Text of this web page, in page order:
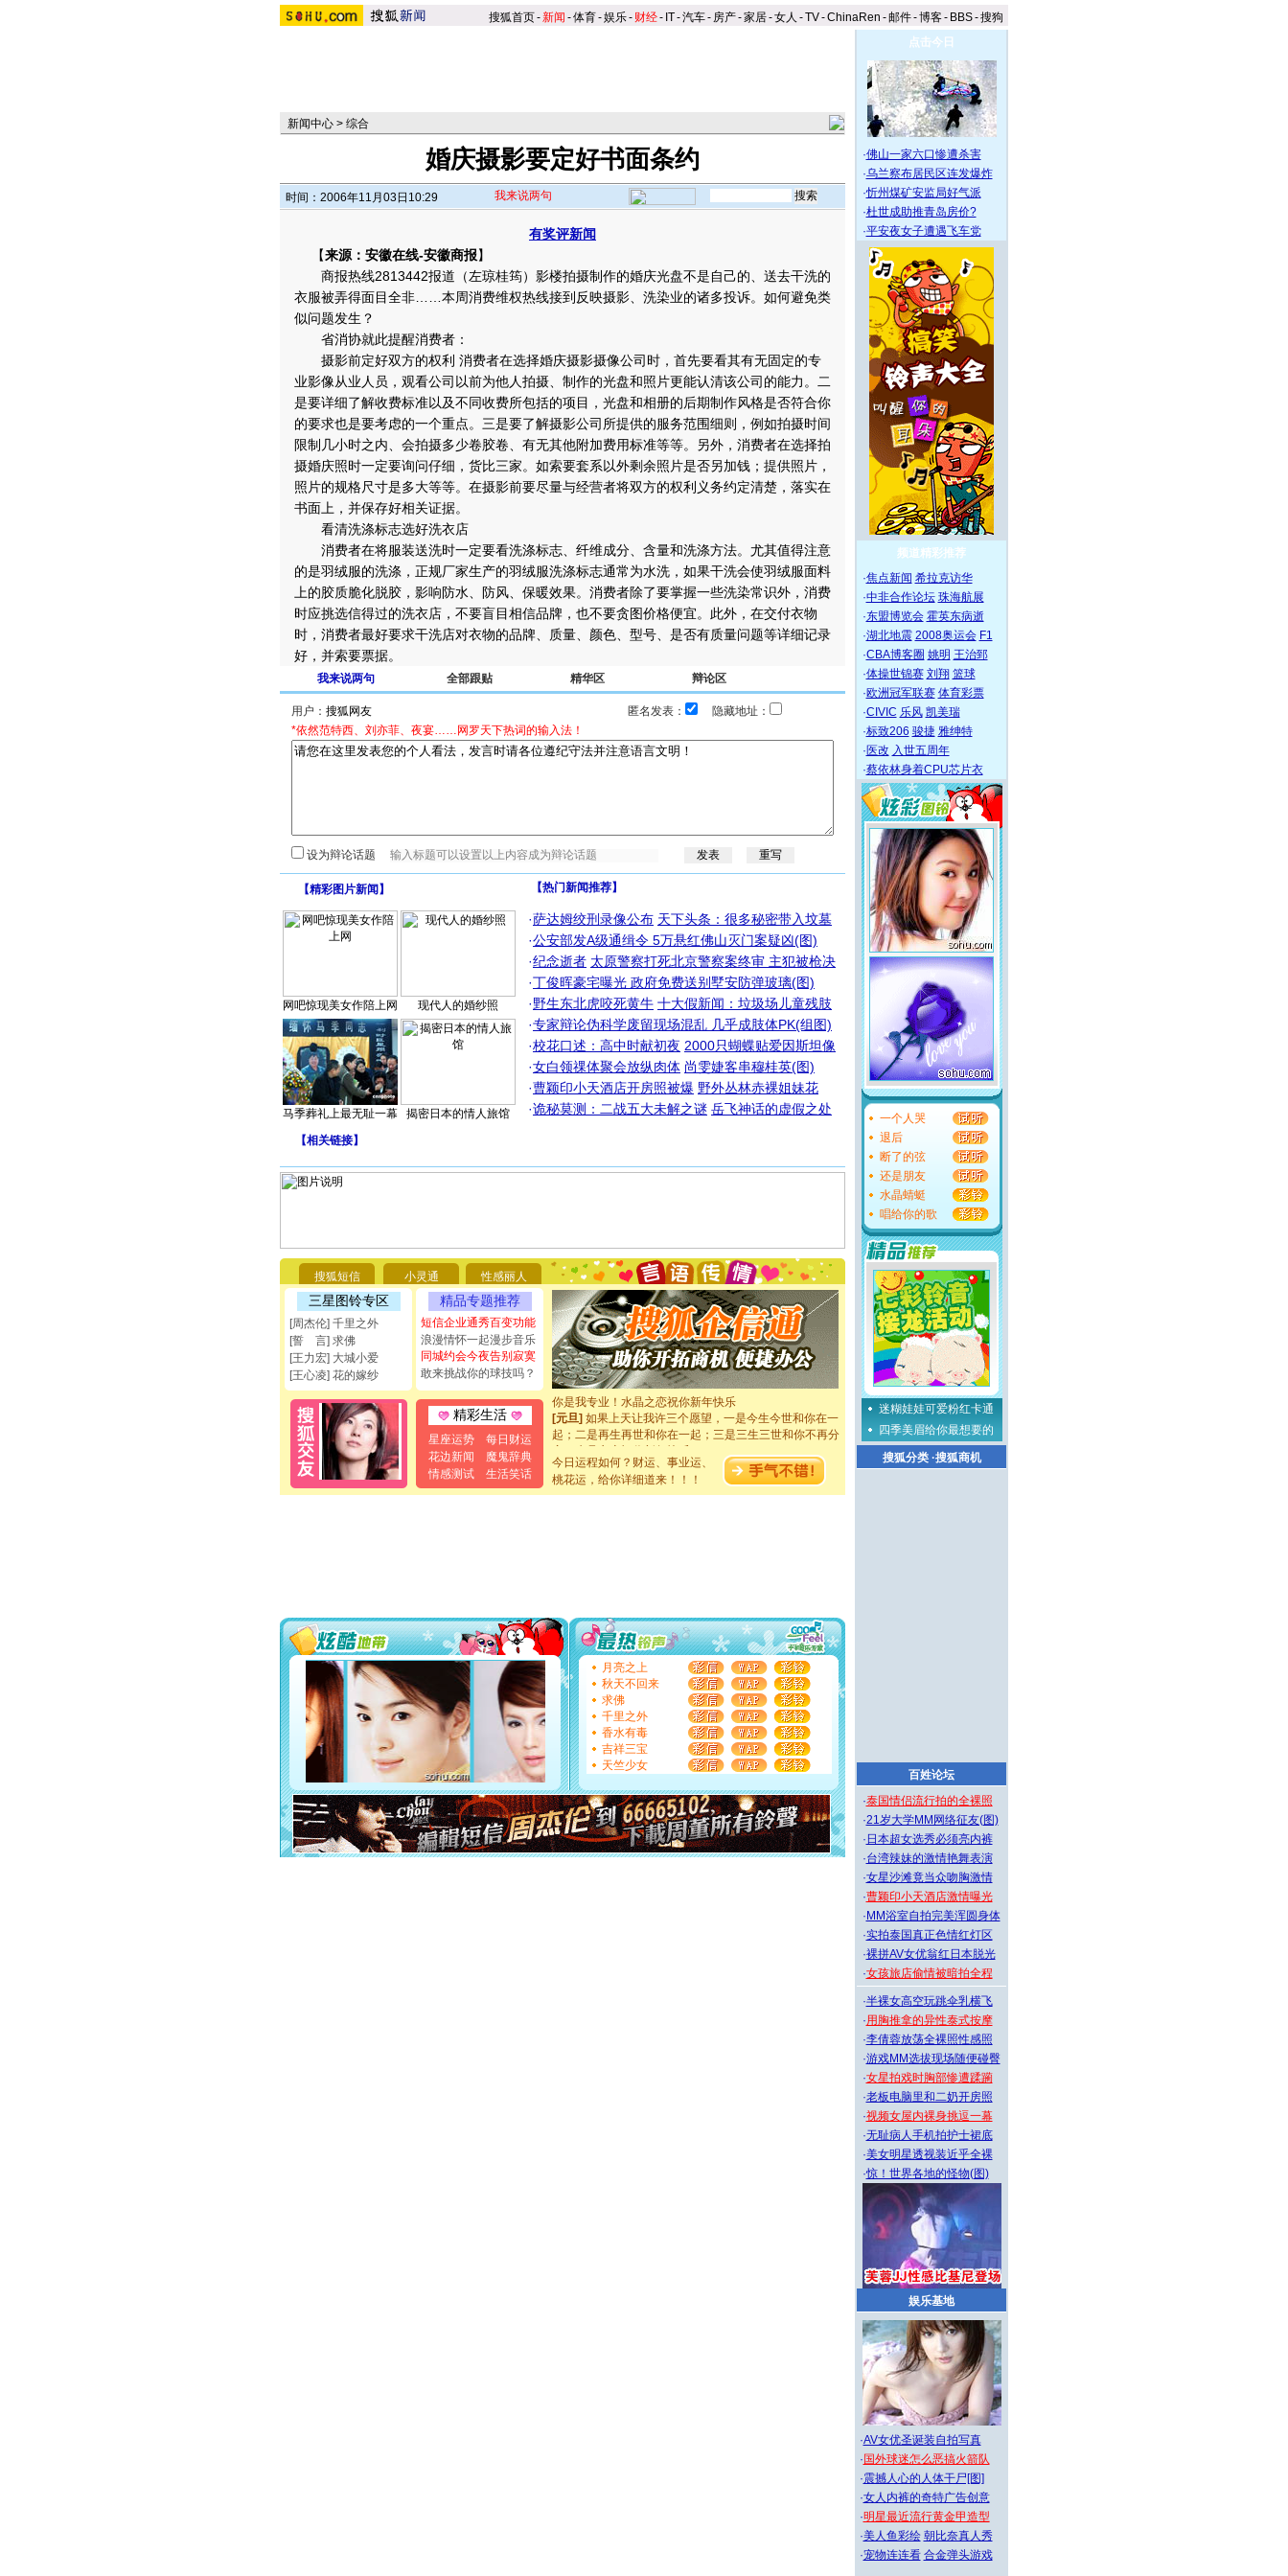
搜狐首页-新闻 -体育-娱乐- 财经- IT-汽车- 房产-家居-女人 -TV-ChinaRen -邮件-博客- BBS-搜狗
新闻中心 > 综合
婚庆摄影要定好书面条约
时间：2006年11月03日10:29 我来说两句
有奖评新闻
【来源：安徽在线-安徽商报】
商报热线2813442报道（左琼桂筠）影楼拍摄制作的婚庆光盘不是自己的、送去干洗的
衣服被弄得面目全非……本周消费维权热线接到反映摄影、洗染业的诸多投诉。如何避免类
似问题发生？
省消协就此提醒消费者：
摄影前定好双方的权利 消费者在选择婚庆摄影摄像公司时，首先要看其有无固定的专
业影像从业人员，观看公司以前为他人拍摄、制作的光盘和照片更能认清该公司的能力。
二
是要详细了解收费标准以及不同收费所包括的项目，光盘和相册的后期制作风格是否符合你
的要求也是要考虑的一个重点。三是要了解摄影公司所提供的服务范围细则，例如拍摄时间
限制几小时之内、会拍摄多少卷胶卷、有无其他附加费用标准等等。另外，消费者在选择拍
摄婚庆照时一定要询问仔细，货比三家。如索要套系以外剩余照片是否另加钱；提供照片，
照片的规格尺寸是多大等等。在摄影前要尽量与经营者将双方的权利义务约定清楚，落实在
书面上，并保存好相关证据。
看清洗涤标志选好洗衣店
消费者在将服装送洗时一定要看洗涤标志、纤维成分、含量和洗涤方法。尤其值得注意
的是羽绒服的洗涤，正规厂家生产的羽绒服洗涤标志通常为水洗，如果干洗会使羽绒服面料
上的胶质脆化脱胶，影响防水、防风、保暖效果。消费者除了要掌握一些洗染常识外，消费
时应挑选信得过的洗衣店，不要盲目相信品牌，也不要贪图价格便宜。此外，在交付衣物
时，消费者最好要求干洗店对衣物的品牌、质量、颜色、型号、是否有质量问题等详细记录
好，并索要票据。
我来说两句 全部跟贴 精华区 辩论区
用户： 匿名发表：
隐藏地址：
*依然范特西、刘亦菲、夜宴……网罗天下热词的输入法！
设为辩论话题
【精彩图片新闻 】
网吧惊现美女作陪上网 现代人的婚纱照
马季葬礼上最无耻一幕 揭密日本的情人旅馆
【热门新闻推荐】
·萨达姆绞刑录像公布 天下头条：很多秘密带入坟墓
·公安部发A级通缉令 5万悬红佛山灭门案疑凶(图)
·纪念逝者 太原警察打死北京警察案终审 主犯被枪决
·丁俊晖豪宅曝光 政府免费送别墅安防弹玻璃(图)
·野生东北虎咬死黄牛 十大假新闻：垃圾场儿童残肢
·专家辩论伪科学废留现场混乱 几乎成肢体PK(组图)
·校花口述：高中时献初夜 2000只蝴蝶贴爱因斯坦像
·女白领祼体聚会放纵肉体 尚雯婕客串穆桂英(图)
·曹颖印小天酒店开房照被爆 野外丛林赤裸姐妹花
·诡秘莫测：二战五大未解之谜 岳飞神话的虚假之处
【相关链接】
搜狐短信 小灵通 性感丽人
三星图铃专区
[周杰伦] 千里之外
[誓 言] 求佛
[王力宏] 大城小爱
[王心凌] 花的嫁纱
精品专题推荐
短信企业通秀百变功能
浪漫情怀一起漫步音乐
同城约会今夜告别寂寞
敢来挑战你的球技吗？
精彩生活
星座运势
每日财运
花边新闻
魔鬼辞典
情感测试
生活笑话
你太多，只有给你五千万：千万快乐！千万要健康！千万
要平安！千万要知足！千万不要忘记我！
[圣诞节]不只这样的日子才会想起你,而是这样的日子才
能正大光明地骚扰你,告诉你,圣诞要快乐!新年要快乐!天天
都要快乐噢!
[圣诞节]奉上一颗祝福的心,在这个特别的日子里,愿幸福,
如意,快乐,鲜花,一切美好的祝愿与你同在.圣诞快乐!
[元旦]看到你我会触电；看不到你我要充电；没有你我会
断电。爱你是我职业，想你是我事业，抱你是我特长，吻
你是我专业！水晶之恋祝你新年快乐
[元旦]如果上天让我许三个愿望，一是今生今世和你在一
起；二是再生再世和你在一起；三是三生三世和你不再分
离。水晶之恋祝你新年快乐
[元旦]当我狠下心扭头离去那一刻，你在我身后无助地哭
泣，这痛楚让我明白我多么爱你。我转身抱住你：这猪不
你太多，只有给你五千万：千万快乐！千万要健康！千万
要平安！千万要知足！千万不要忘记我！
[圣诞节]不只这样的日子才会想起你,而是这样的日子才
能正大光明地骚扰你,告诉你,圣诞要快乐!新年要快乐!天天
都要快乐噢!
[圣诞节]奉上一颗祝福的心,在这个特别的日子里,愿幸福,
如意,快乐,鲜花,一切美好的祝愿与你同在.圣诞快乐!
[元旦]
看到你我会触电；看不到你我要充电；没有你我会
断电。爱你是我职业，想你是我事业，抱你是我特长，吻
你是我专业！水晶之恋祝你新年快乐
[元旦]
如果上天让我许三个愿望，一是今生今世和你在一
起；二是再生再世和你在一起；三是三生三世和你不再分
离。水晶之恋祝你新年快乐
[元旦]当我狠下心扭头离去那一刻，你在我身后无助地哭
泣，这痛楚让我明白我多么爱你。我转身抱住你：这猪不
今日运程如何？财运、事业运、
桃花运，给你详细道来！！！
月亮之上
秋天不回来
求佛
千里之外
香水有毒
吉祥三宝
天竺少女
点击今日
·佛山一家六口惨遭杀害
·乌兰察布居民区连发爆炸
·忻州煤矿安监局好气派
·杜世成助推青岛房价?
·平安夜女子遭遇飞车党
频道精彩推荐
·焦点新闻 希拉克访华
·中非合作论坛 珠海航展
·东盟博览会 霍英东病逝
·湖北地震 2008奥运会 F1
·CBA博客圈 姚明 王治郅
·体操世锦赛 刘翔 篮球
·欧洲冠军联赛 体育彩票
·CIVIC 乐风 凯美瑞
·标致206 骏捷 雅绅特
· 医改 入世五周年
·蔡依林身着CPU芯片衣
一个人哭
退后
断了的弦
还是朋友
水晶蜻蜓
唱给你的歌
迷糊娃娃可爱粉红卡通
四季美眉给你最想要的
搜狐分类·搜狐商机
百姓论坛
·泰国情侣流行拍的全裸照
·21岁大学MM网络征友(图)
· 日本超女选秀必须亮内裤
·台湾辣妹的激情艳舞表演
·女星沙滩竟当众吻胸激情
·曹颖印小天酒店激情曝光
· MM浴室自拍完美浑圆身体
·实拍泰国真正色情红灯区
·裸拼AV女优翁红日本脱光
·女孩旅店偷情被暗拍全程
·半裸女高空玩跳伞乳横飞
·用胸推拿的异性泰式按摩
·李倩蓉放荡全裸照性感照
·游戏MM选拔现场随便碰臀
·女星拍戏时胸部惨遭蹂躏
·老板电脑里和二奶开房照
·视频女屋内裸身挑逗一幕
·无耻病人手机拍护士裙底
·美女明星透视装近乎全裸
·惊！世界各地的怪物(图)
娱乐基地
·AV女优圣诞装自拍写真
· 国外球迷怎么恶搞火箭队
·震撼人心的人体干尸[图]
·女人内裤的奇特广告创意
·明星最近流行黄金甲造型
·美人鱼彩绘 朝比奈真人秀
·宠物连连看 合金弹头游戏